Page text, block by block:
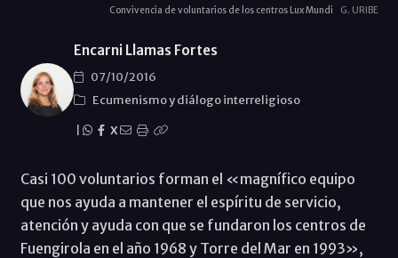
Convivencia de voluntarios de los centros Lux Mundi G. URIBE
Encarni Llamas Fortes
07/10/2016
Ecumenismo y diálogo interreligioso
X
Casi 100 voluntarios forman el «magnífico equipo
que nos ayuda a mantener el espíritu de servicio,
atención y ayuda con que se fundaron los centros de
Fuengirola en el año 1968 y Torre del Mar en 1993»,